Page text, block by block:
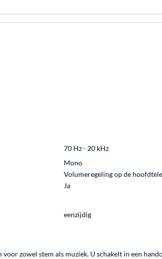
70 Hz - 20 kHz
Mono
Volumeregeling op de
Ja
eenzijdig
zowel stem als muziek. U schakelt in een